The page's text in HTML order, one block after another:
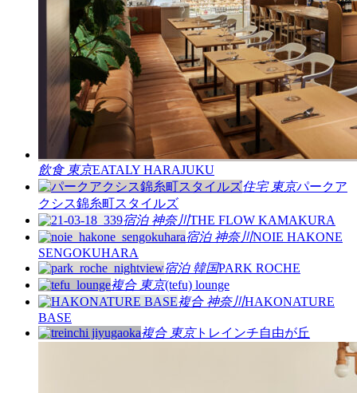
飲食 東京EATALY HARAJUKU
住宅 東京パークア
クシス錦糸町スタイルズ
宿泊 神奈川THE FLOW KAMAKURA
宿泊 神奈川NOIE HAKONE
SENGOKUHARA
宿泊 韓国PARK ROCHE
複合 東京(tefu) lounge
複合 神奈川HAKONATURE
BASE
複合 東京トレインチ自由が丘